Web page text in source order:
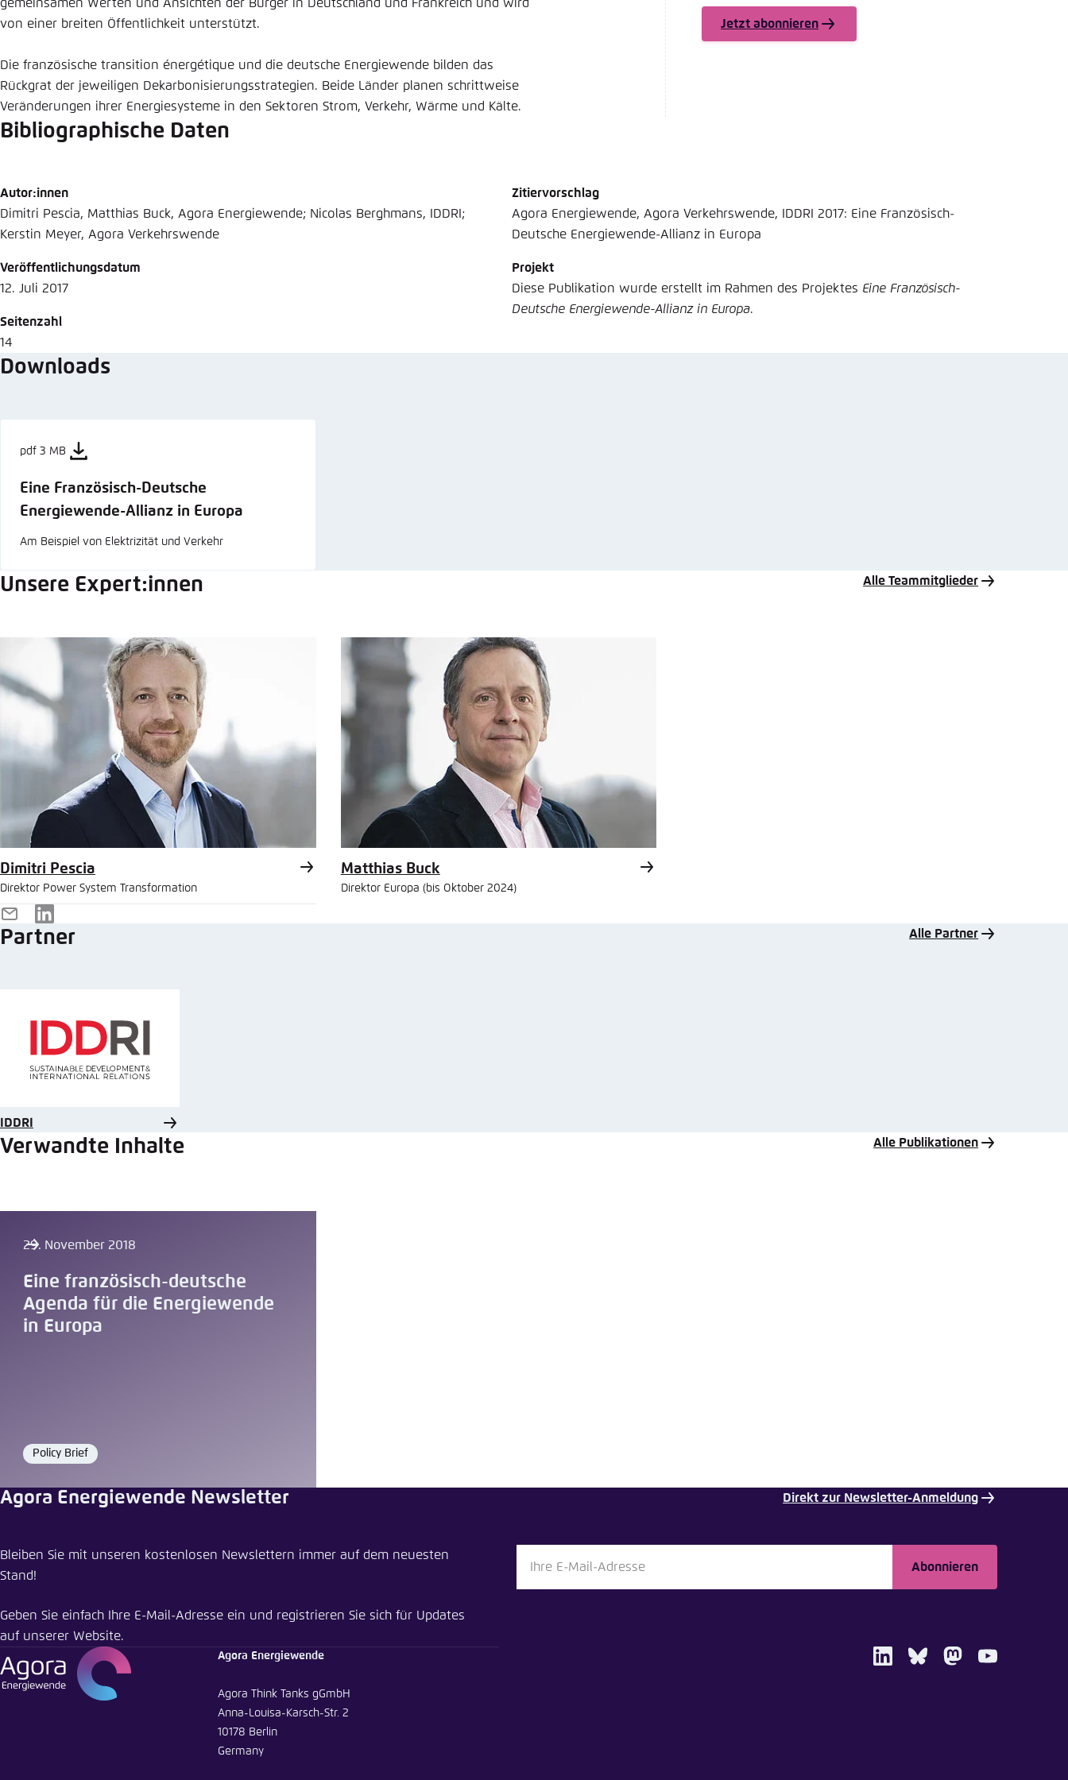
gemeinsamen Werten und Ansichten der Bürger in Deutschland und Frankreich und wird
von einer breiten Öffentlichkeit unterstützt.
Die französische transition énergétique und die deutsche Energiewende bilden das
Rückgrat der jeweiligen Dekarbonisierungsstrategien. Beide Länder planen schrittweise
Veränderungen ihrer Energiesysteme in den Sektoren Strom, Verkehr, Wärme und Kälte.
Jetzt abonnieren
Bibliographische Daten
Autor:innen
Dimitri Pescia, Matthias Buck, Agora Energiewende; Nicolas Berghmans, IDDRI;
Kerstin Meyer, Agora Verkehrswende
Veröffentlichungsdatum
12. Juli 2017
Seitenzahl
14
Zitiervorschlag
Agora Energiewende, Agora Verkehrswende, IDDRI 2017: Eine Französisch-
Deutsche Energiewende-Allianz in Europa
Projekt
Diese Publikation wurde erstellt im Rahmen des Projektes Eine Französisch-
Deutsche Energiewende-Allianz in Europa.
Downloads
pdf 3 MB
Eine Französisch-Deutsche
Energiewende-Allianz in Europa
Am Beispiel von Elektrizität und Verkehr
Unsere Expert:innen
Dimitri Pescia
Direktor Power System Transformation
E-
Mail
LinkedIn
Matthias Buck
Direktor Europa (bis Oktober 2024)
Alle Teammitglieder
Partner
IDDRI
Alle Partner
Verwandte Inhalte
29. November 2018
Eine französisch-deutsche
Agenda für die Energiewende
in Europa
Format
Policy Brief
Alle Publikationen
Eine Französisch-Deutsche Energiewende-Allianz in Europa
In die Zwischenablage
Agora Energiewende Newsletter
Bleiben Sie mit unseren kostenlosen Newslettern immer auf dem neuesten
Stand!
Geben Sie einfach Ihre E-Mail-Adresse ein und registrieren Sie sich für Updates
auf unserer Website.
Abonnieren
Direkt zur Newsletter-Anmeldung
Agora Energiewende
Agora Think Tanks gGmbH
Anna-Louisa-Karsch-Str. 2
10178 Berlin
Germany
LinkedInBlueskyMastodonYoutube
Anmelden
Noch kein Benutzerkonto?
Abbrechen
Übernehmen